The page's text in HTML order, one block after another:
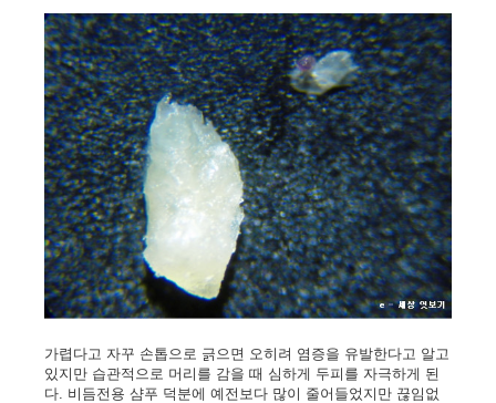
가렵다고 자꾸 손톱으로 긁으면 오히려 염증을 유발한다고 알고
있지만 습관적으로 머리를 감을 때 심하게 두피를 자극하게 된
다. 비듬전용 샴푸 덕분에 예전보다 많이 줄어들었지만 끊임없